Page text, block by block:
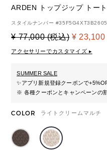
ARDEN トップジップ トー
スタイルナンバー #35F5G4XT3B2605
¥ 77,000 (税込) ¥ 23,100
アクセサリーでカスタマイズ ▸
SUMMER SALE
✨アプリ新規登録クーポンで
※ 各種クーポンとキャンペーンの
COLOR ライトクリームマルチ